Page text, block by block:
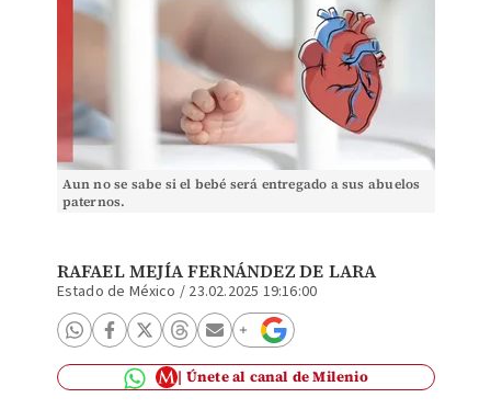
Aun no se sabe si el bebé será entregado a sus abuelos
paternos.
RAFAEL MEJÍA FERNÁNDEZ DE LARA
Estado de México / 23.02.2025 19:16:00
Únete al canal de Milenio